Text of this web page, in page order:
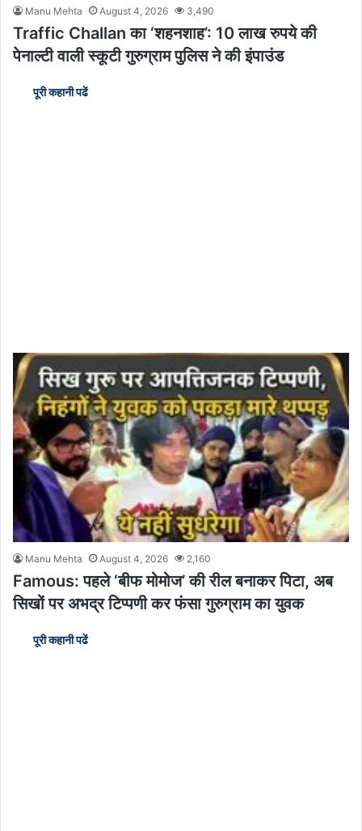
Manu Mehta August 4, 2026 3,490
Traffic Challan का ‘शहनशाह’: 10 लाख रुपये की
पेनाल्टी वाली स्कूटी गुरुग्राम पुलिस ने की इंपाउंड
पूरी कहानी पढें
Manu Mehta August 4, 2026 2,160
Famous: पहले ‘बीफ मोमोज’ की रील बनाकर पिटा, अब
सिखों पर अभद्र टिप्पणी कर फंसा गुरुग्राम का युवक
पूरी कहानी पढें